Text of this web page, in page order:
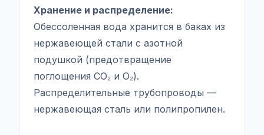
Хранение и распределение:
Обессоленная вода хранится в баках из
нержавеющей стали с азотной
подушкой (предотвращение
поглощения CO₂ и O₂).
Распределительные трубопроводы —
нержавеющая сталь или полипропилен.